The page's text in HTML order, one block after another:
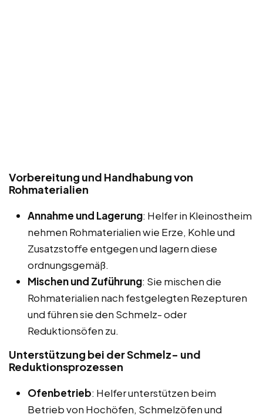
Vorbereitung und Handhabung von
Rohmaterialien
Annahme und Lagerung: Helfer in Kleinostheim
nehmen Rohmaterialien wie Erze, Kohle und
Zusatzstoffe entgegen und lagern diese
ordnungsgemäß.
Mischen und Zuführung: Sie mischen die
Rohmaterialien nach festgelegten Rezepturen
und führen sie den Schmelz- oder
Reduktionsöfen zu.
Unterstützung bei der Schmelz- und
Reduktionsprozessen
Ofenbetrieb: Helfer unterstützen beim
Betrieb von Hochöfen, Schmelzöfen und